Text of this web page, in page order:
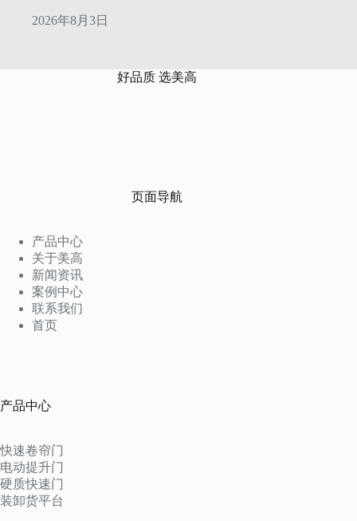
2026年8月3日
好品质 选美高
页面导航
产品中心
关于美高
新闻资讯
案例中心
联系我们
首页
产品中心
快速卷帘门
电动提升门
硬质快速门
装卸货平台